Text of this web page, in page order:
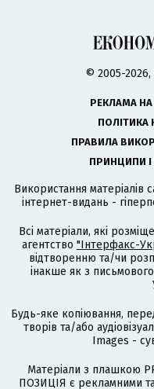
© 2005-
РЕКЛАМА НА
ПОЛІТИКА
ПРАВИЛА
ПРИНЦИПИ
Використання матеріалів
інтернет-видань -
Всі матеріали, які
агентство "Інтерфакс-
відтворенню та/чи
інакше як з
Будь-яке копіювання,
творів та/або
Images -
Матеріали з плашкою
ПОЗИЦІЯ є рекламними